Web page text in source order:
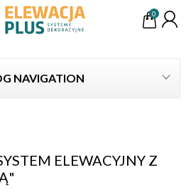
0
NAVIGATION
ELEWACYJNY Z